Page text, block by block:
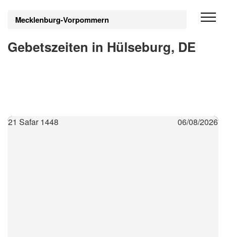
Mecklenburg-Vorpommern
Gebetszeiten in Hülseburg, DE
21 Safar 1448 06/08/2026